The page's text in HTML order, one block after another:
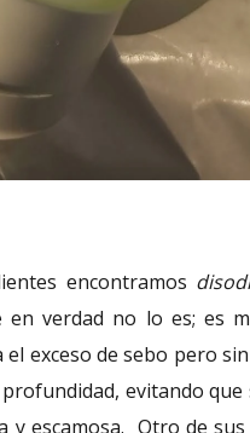
encontramos
verdad no lo es; es
exceso de sebo pero
evitando
y escamosa. Otro de